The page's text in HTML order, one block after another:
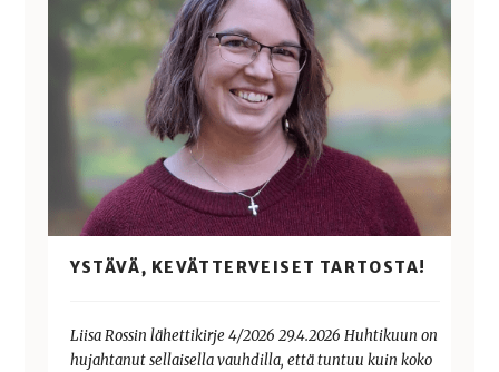
YSTÄVÄ, KEVÄTTERVEISET TARTOSTA!
Liisa Rossin lähettikirje 4/2026 29.4.2026 Huhtikuun on
hujahtanut sellaisella vauhdilla, että tuntuu kuin koko